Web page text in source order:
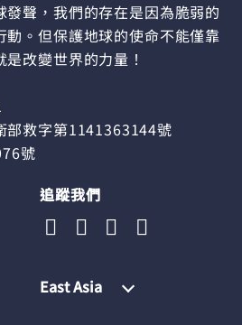
聲，我們的存在是因為脆弱的
。但保護地球的使命不能僅靠
改變世界的力量！
部救字第1141363144號
號
追蹤我們
East Asia